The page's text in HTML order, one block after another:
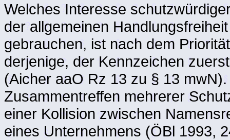
Welches Interesse
der allgemeinen
gebrauchen, ist nach dem
derjenige, der Kennzeichen
(Aicher aaO Rz 13 zu § 13
Zusammentreffen mehrerer
einer Kollision zwischen
eines Unternehmens (ÖBl 1993,